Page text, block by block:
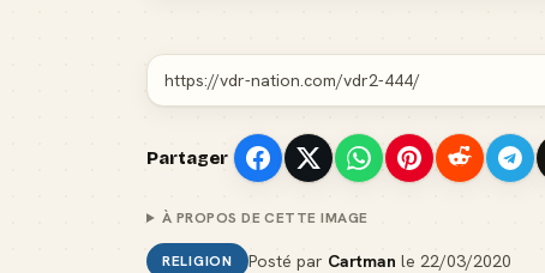
Partager
À PROPOS DE CETTE IMAGE
RELIGION Posté par Cartman le 22/03/2020